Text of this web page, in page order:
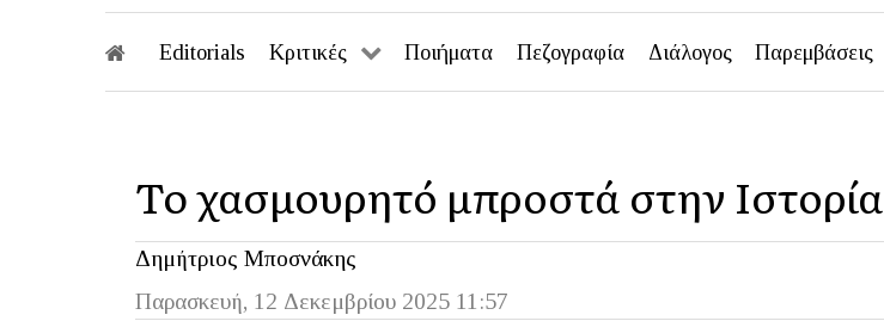
Editorials Κριτικές Ποιήματα Πεζογραφία Διάλογος Παρεμβάσεις
To χασμουρητό μπροστά στην Ιστορία
Δημήτριος Μποσνάκης
Παρασκευή, 12 Δεκεμβρίου 2025 11:57